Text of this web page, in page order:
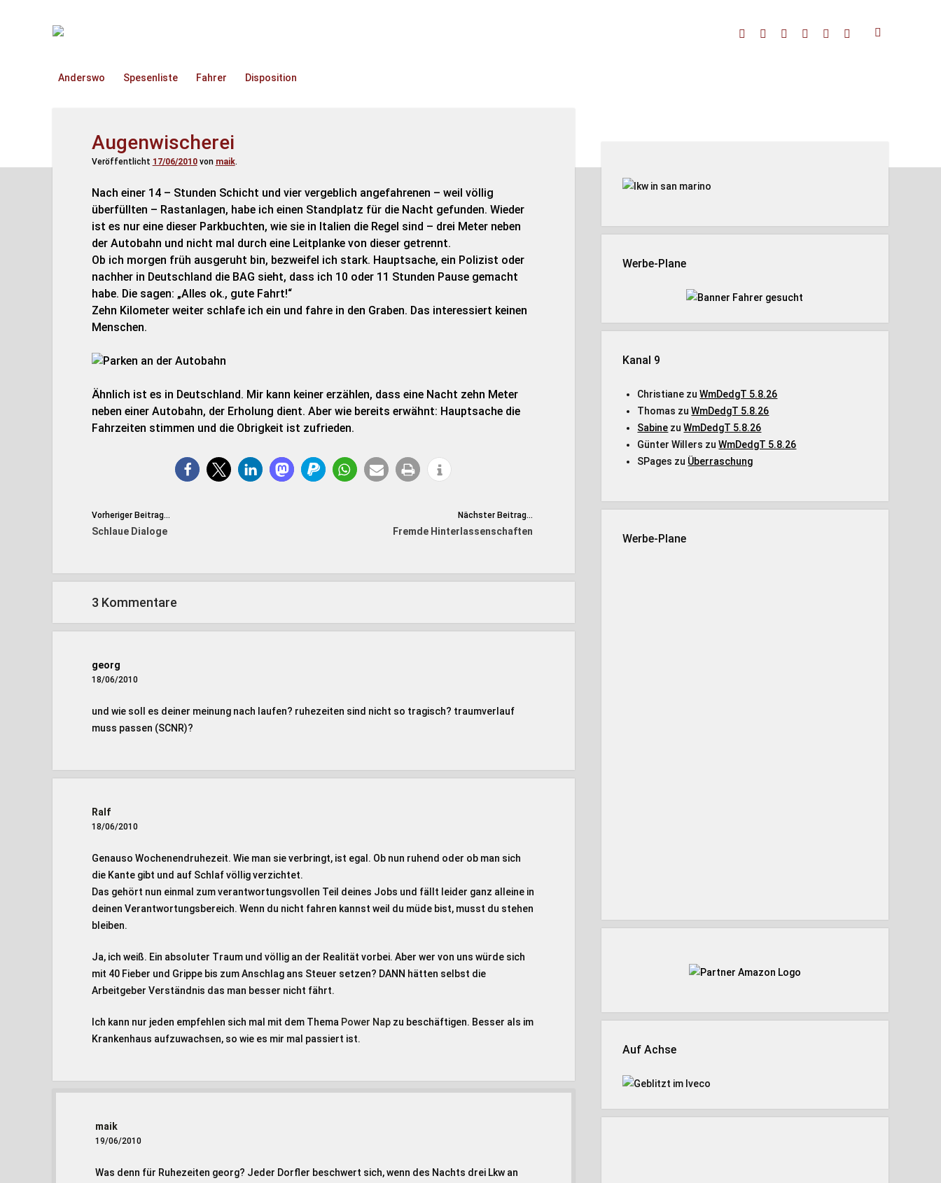
TruckOnline.de facebookthreadslinkedinyoutube
rss amazon
Anderswo Spesenliste Fahrer Disposition
Augenwischerei
Veröffentlicht 17/06/2010von maik.
Nach einer 14 – Stunden Schicht und vier vergeblich angefahrenen – weil völlig
überfüllten – Rastanlagen, habe ich einen Standplatz für die Nacht gefunden. Wieder
ist es nur eine dieser Parkbuchten, wie sie in Italien die Regel sind – drei Meter neben
der Autobahn und nicht mal durch eine Leitplanke von dieser getrennt.
Ob ich morgen früh ausgeruht bin, bezweifel ich stark. Hauptsache, ein Polizist oder
nachher in Deutschland die BAG sieht, dass ich 10 oder 11 Stunden Pause gemacht
habe. Die sagen: „Alles ok., gute Fahrt!“
Zehn Kilometer weiter schlafe ich ein und fahre in den Graben. Das interessiert keinen
Menschen.
Ähnlich ist es in Deutschland. Mir kann keiner erzählen, dass eine Nacht zehn Meter
neben einer Autobahn, der Erholung dient. Aber wie bereits erwähnt: Hauptsache die
Fahrzeiten stimmen und die Obrigkeit ist zufrieden.
Vorheriger Beitrag...
Schlaue Dialoge
Nächster Beitrag...
Fremde Hinterlassenschaften
3 Kommentare
georg
18/06/2010
und wie soll es deiner meinung nach laufen? ruhezeiten sind nicht so tragisch? traumverlauf
muss passen (SCNR)?
Ralf
18/06/2010
Genauso Wochenendruhezeit. Wie man sie verbringt, ist egal. Ob nun ruhend oder ob man sich
die Kante gibt und auf Schlaf völlig verzichtet.
Das gehört nun einmal zum verantwortungsvollen Teil deines Jobs und fällt leider ganz alleine in
deinen Verantwortungsbereich. Wenn du nicht fahren kannst weil du müde bist, musst du stehen
bleiben.
Ja, ich weiß. Ein absoluter Traum und völlig an der Realität vorbei. Aber wer von uns würde sich
mit 40 Fieber und Grippe bis zum Anschlag ans Steuer setzen? DANN hätten selbst die
Arbeitgeber Verständnis das man besser nicht fährt.
Ich kann nur jeden empfehlen sich mal mit dem Thema Power Napzu beschäftigen. Besser als im
Krankenhaus aufzuwachsen, so wie es mir mal passiert ist.
maik
19/06/2010
Was denn für Ruhezeiten georg? Jeder Dorfler beschwert sich, wenn des Nachts drei Lkw an
Werbe-Plane
Kanal 9
Christiane zuWmDedgT 5.8.26
Thomas zuWmDedgT 5.8.26
Sabine zuWmDedgT 5.8.26
Günter Willers zuWmDedgT 5.8.26
SPages zu Überraschung
Werbe-Plane
Auf Achse